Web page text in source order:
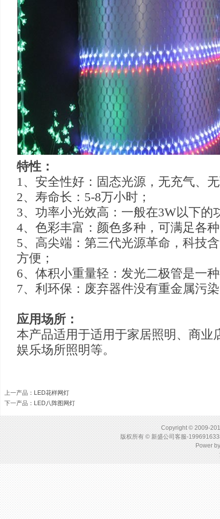
特性：
1 、安全性好：固态光源，无充气、
2、寿命长： 5-8万小时；
3、功率小光效高：一般在3W以下的
4、色彩丰富：颜色多种，可满足各
5、高尖端：第三代光源革命，科技
方便；
6、体积小重量轻：发光二极管是一
7、利环保：废弃器件没有重金属污
应用场所：
本产品适用于适用于家居照明、商业
娱乐场所照明等。
上一产品 ： LED花样网灯
下一产品 ： LED八阵图网灯
Copyright © 2009-
版权所有 © 新盛公司客服-
Power